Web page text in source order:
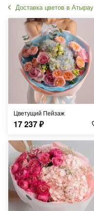
Доставка цветов в Атырау
Цветущий Пейзаж
17 237₽